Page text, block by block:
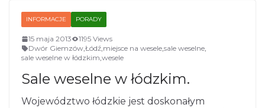
INFORMACJE PORADY
15 maja 2013
1195 Views
Dwór Giemzów,Łódź,miejsce na wesele,sale weselne,
sale weselne w łódzkim,wesele
Sale weselne w łódzkim.
Województwo łódzkie jest doskonałym